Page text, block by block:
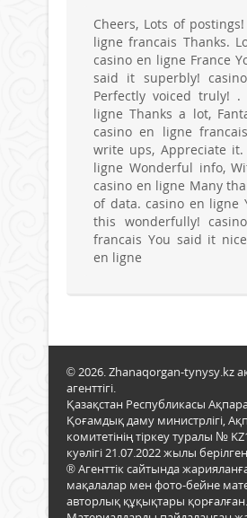
Cheers, Lots of
ligne francais Thanks.
casino en ligne France
said it superbly!
Perfectly voiced truly! .
ligne Thanks a lot,
casino en ligne
write ups, Appreciate it.
ligne Wonderful info,
casino en ligne Many
of data. casino en ligne
this wonderfully!
francais You said it
en ligne
© 2026. Zhanaqorgan-tynysy.kz
агенттігі.
Қазақстан Республикасы
Қоғамдық даму министрлігі,
комитетінің тіркеу туралы №
куәлігі 21.07.2022 жылы
® Агенттік сайтында
мақалалар мен фото-бейне
авторлық құқықтары қорғалған.